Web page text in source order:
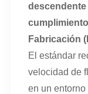
descendente
Fabricación
El estándar
velocidad de
en un